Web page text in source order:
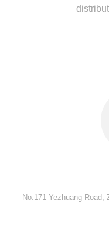
No.171 Yezhuang Road,